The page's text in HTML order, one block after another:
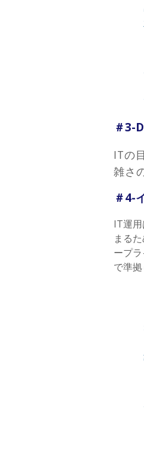
＃3-
ITの
雑さ
＃4-
IT運
まる
ープ
で準